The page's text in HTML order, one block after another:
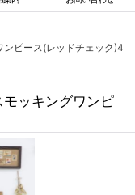
ピース(レッドチェック)4
ッキングワンピ